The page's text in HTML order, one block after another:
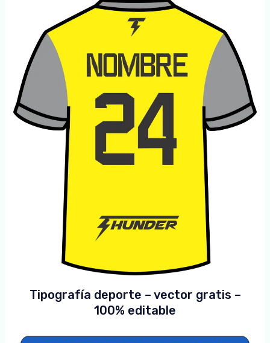
Tipografía deporte – vector gratis –
100% editable